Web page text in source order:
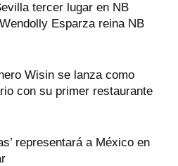
tercer lugar en NB
Esparza reina NB
Wisin se lanza como
con su primer restaurante
representará a México en